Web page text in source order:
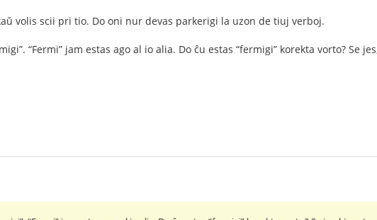
volis scii pri tio. Do oni nur devas parkerigi la uzon de tiuj verboj.
“Fermi” jam estas ago al io alia. Do ĉu estas “fermigi” korekta vorto? Se